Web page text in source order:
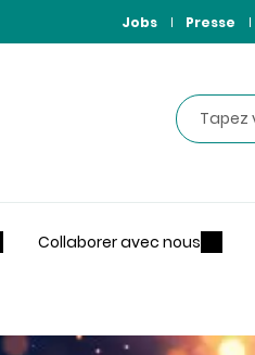
Jobs Presse
Rechercher
Collaborer avec nous